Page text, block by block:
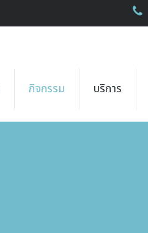
กิจกรรม บริการ